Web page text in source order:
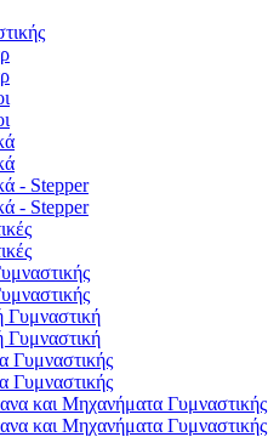
- Stepper
- Stepper
Γυμναστική
Γυμναστική
Γυμναστικής
Γυμναστικής
και Μηχανήματα Γυμναστικής
και Μηχανήματα Γυμναστικής